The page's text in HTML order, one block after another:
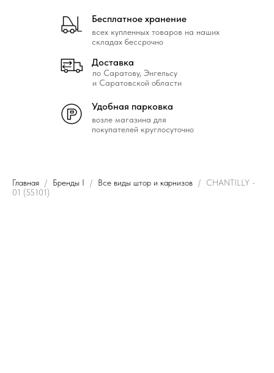
возле магазина для
покупателей круглосуточно
Удобная парковка
всех купленных товаров на наших
складах бессрочно
Бесплатное хранение
по Саратову, Энгельсу
и Саратовской области
Доставка
Главная Бренды I Все виды штор и карнизов
CHANTILLY -
01 (55101)